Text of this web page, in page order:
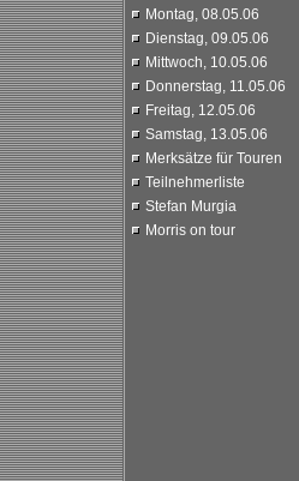
Montag, 08.05.06
Dienstag, 09.05.06
Mittwoch, 10.05.06
Donnerstag, 11.05.06
Freitag, 12.05.06
Samstag, 13.05.06
Merksätze für Touren
Teilnehmerliste
Stefan Murgia
Morris on tour